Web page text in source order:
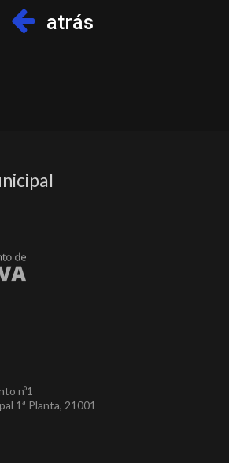
atrás
nº1
1ª Planta, 21001